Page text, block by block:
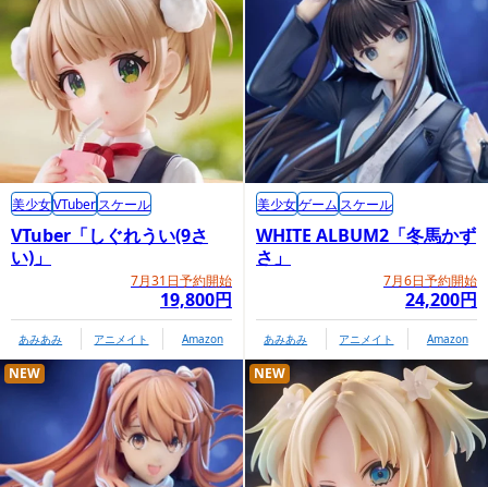
VTuber「しぐれうい(9さ
い)」
7月31日予約開始
19,800円
美少女VTuberスケール
あみあみ アニメイト Amazon
WHITE ALBUM2「冬馬かず
さ」
7月6日予約開始
24,200円
美少女ゲーム スケール
あみあみ アニメイト Amazon
NEW NEW